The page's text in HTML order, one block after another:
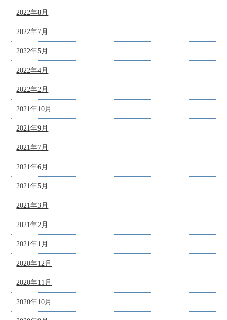
2022年8月
2022年7月
2022年5月
2022年4月
2022年2月
2021年10月
2021年9月
2021年7月
2021年6月
2021年5月
2021年3月
2021年2月
2021年1月
2020年12月
2020年11月
2020年10月